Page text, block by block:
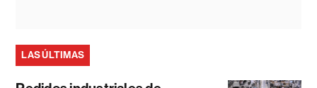
LAS ÚLTIMAS